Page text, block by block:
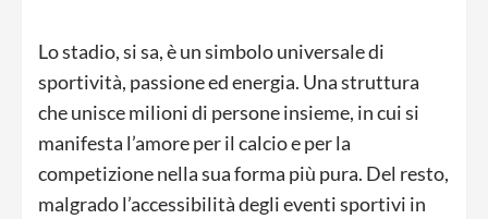
Lo stadio, si sa, è un simbolo universale di
sportività, passione ed energia. Una struttura
che unisce milioni di persone insieme, in cui si
manifesta l’amore per il calcio e per la
competizione nella sua forma più pura. Del resto,
malgrado l’accessibilità degli eventi sportivi in